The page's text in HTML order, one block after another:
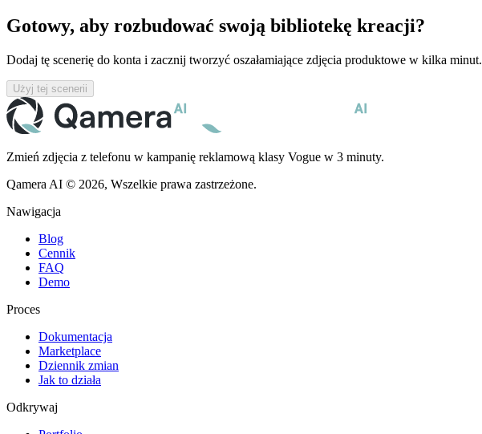
Gotowy, aby rozbudować swoją bibliotekę kreacji?
Dodaj tę scenerię do konta i zacznij tworzyć oszałamiające zdjęcia produktowe w kilka minut.
Użyj tej scenerii
Zmień zdjęcia z telefonu w kampanię reklamową klasy Vogue w 3 minuty.
Qamera AI © 2026, Wszelkie prawa zastrzeżone.
Nawigacja
Blog
Cennik
FAQ
Demo
Proces
Dokumentacja
Marketplace
Dziennik zmian
Jak to działa
Odkrywaj